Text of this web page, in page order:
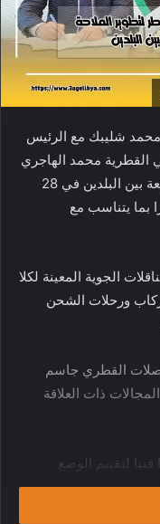
شليبك مع الرئيس
القطرية محمد الهاجري
على تحديث اتفاقية الخدمات الجوية الموقعة بين البلدين في 28
تحررا بما يتناسب مع
الجوية المعينة لكلا
ورحلات الشحن
القطري جاسم
ذات العلاقة
لتقييم الوضع
لفتح خط مباشر بين